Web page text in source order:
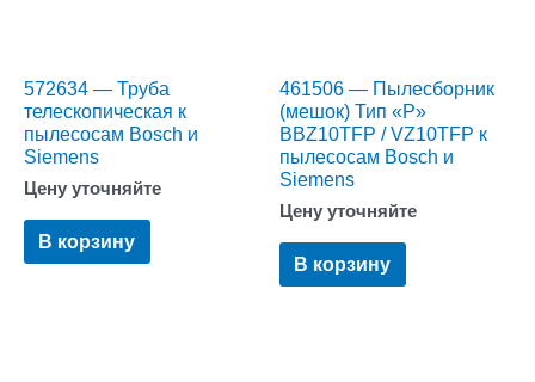
572634 — Труба
телескопическая к
пылесосам Bosch и
Siemens
Цену уточняйте
В корзину
461506 — Пылесборник
(мешок) Тип «P»
BBZ10TFP / VZ10TFP к
пылесосам Bosch и
Siemens
Цену уточняйте
В корзину